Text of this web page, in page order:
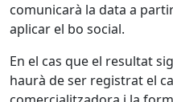
comunicarà la data a
aplicar el bo social.
En el cas que el resultat
haurà de ser registrat el